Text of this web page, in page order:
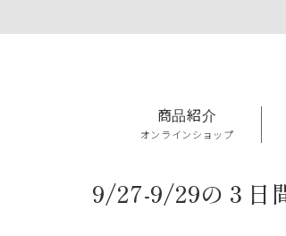
商品紹介
オンラインショップ
9/27-9/29の３日